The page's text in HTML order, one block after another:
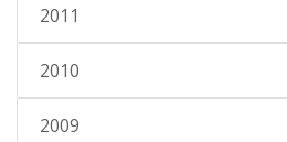
2011
2010
2009